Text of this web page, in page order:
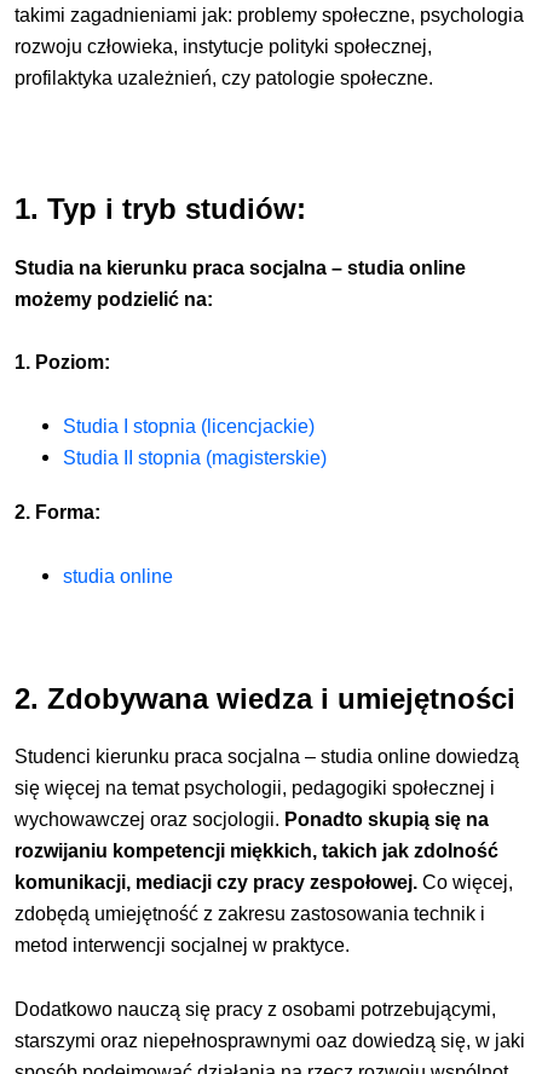
takimi zagadnieniami jak: problemy społeczne, psychologia
rozwoju człowieka, instytucje polityki społecznej,
profilaktyka uzależnień, czy patologie społeczne.
1. Typ i tryb studiów:
Studia na kierunku praca socjalna – studia online
możemy podzielić na:
1. Poziom:
Studia I stopnia (licencjackie)
Studia II stopnia (magisterskie)
2. Forma:
studia online
2. Zdobywana wiedza i umiejętności
Studenci kierunku praca socjalna – studia online dowiedzą
się więcej na temat psychologii, pedagogiki społecznej i
wychowawczej oraz socjologii. Ponadto skupią się na
rozwijaniu kompetencji miękkich, takich jak zdolność
komunikacji, mediacji czy pracy zespołowej. Co więcej,
zdobędą umiejętność z zakresu zastosowania technik i
metod interwencji socjalnej w praktyce.
Dodatkowo nauczą się pracy z osobami potrzebującymi,
starszymi oraz niepełnosprawnymi oaz dowiedzą się, w jaki